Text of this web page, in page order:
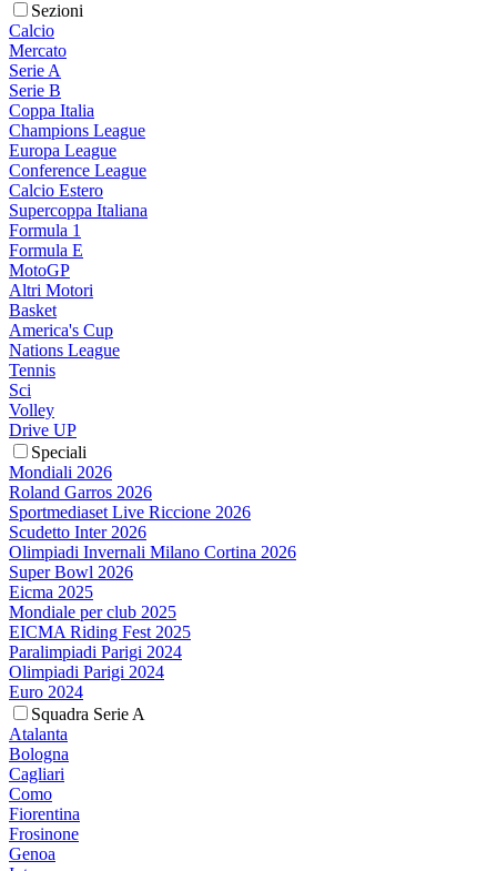
Sezioni
Calcio
Mercato
Serie A
Serie B
Coppa Italia
Champions League
Europa League
Conference League
Calcio Estero
Supercoppa Italiana
Formula 1
Formula E
MotoGP
Altri Motori
Basket
America's Cup
Nations League
Tennis
Sci
Volley
Drive UP
Speciali
Mondiali 2026
Roland Garros 2026
Sportmediaset Live Riccione 2026
Scudetto Inter 2026
Olimpiadi Invernali Milano Cortina 2026
Super Bowl 2026
Eicma 2025
Mondiale per club 2025
EICMA Riding Fest 2025
Paralimpiadi Parigi 2024
Olimpiadi Parigi 2024
Euro 2024
Squadra Serie A
Atalanta
Bologna
Cagliari
Como
Fiorentina
Frosinone
Genoa